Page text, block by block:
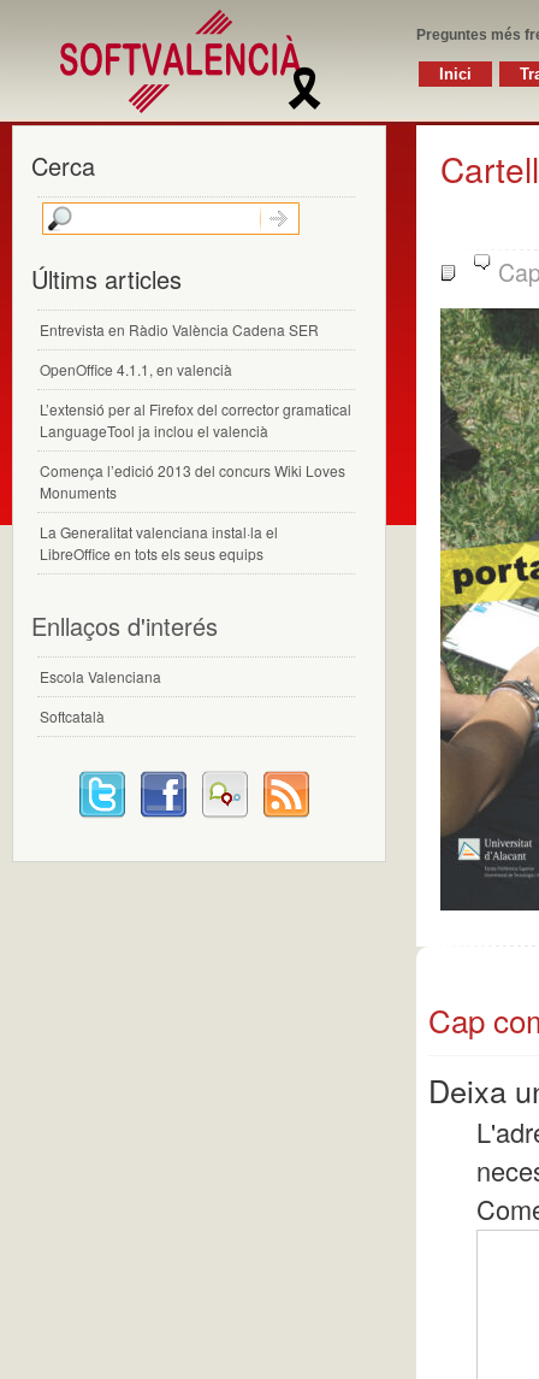
Preguntes més
Inici
Cap
Deixa
Cerca
Últims articles
Entrevista en Ràdio València Cadena SER
OpenOffice 4.1.1, en valencià
L’extensió per al Firefox del corrector gramatical
LanguageTool ja inclou el valencià
Comença l’edició 2013 del concurs Wiki Loves
Monuments
La Generalitat valenciana instal·la el
LibreOffice en tots els seus equips
Enllaços d'interés
Escola Valenciana
Softcatalà